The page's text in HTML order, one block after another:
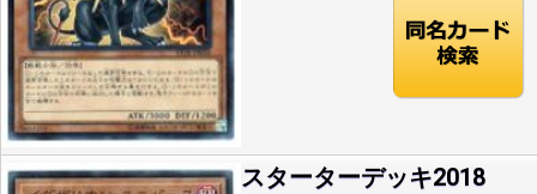
スターターデッキ2018